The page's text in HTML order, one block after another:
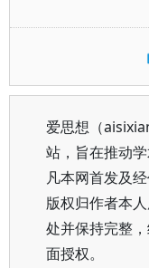
爱思想（
站，旨在推动学
凡本网首发及
版权归作者本
处并保持完整
面授权。